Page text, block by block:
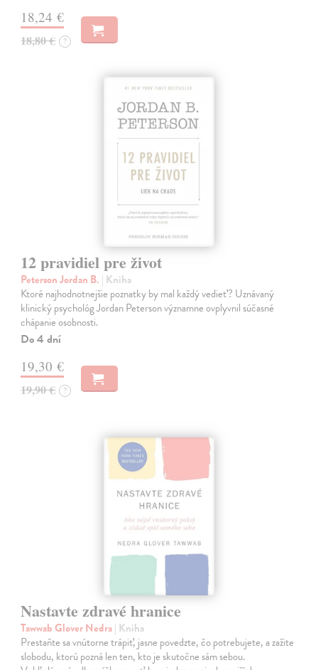
18,24 €
18,80 € ?
12 pravidiel pre život
Peterson Jordan B. | Kniha
Ktoré najhodnotnejšie poznatky by mal každý vedieť? Uznávaný
klinický psychológ Jordan Peterson významne ovplyvnil súčasné
chápanie osobnosti.
Do 4 dní
19,30 €
19,90 € ?
Nastavte zdravé hranice
Tawwab Glover Nedra| Kniha
Prestaňte sa vnútorne trápiť, jasne povedzte, čo potrebujete, a zažite
slobodu, ktorú pozná len ten, kto je skutočne sám sebou.